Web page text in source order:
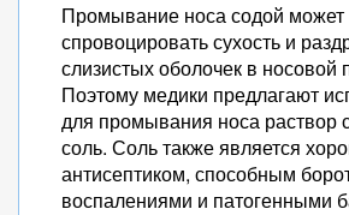
Промывание носа содой может
спровоцировать сухость и
слизистых оболочек в носовой
Поэтому медики предлагают
для промывания носа раствор
соль. Соль также является
антисептиком, способным
воспалениями и патогенными